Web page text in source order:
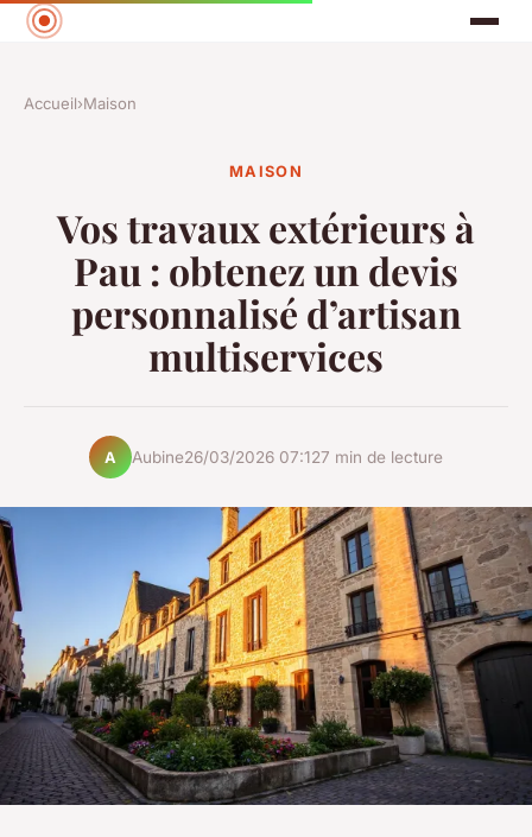
Accueil›Maison
MAISON
Vos travaux extérieurs à
Pau : obtenez un devis
personnalisé d’artisan
multiservices
A Aubine26/03/2026 07:127 min de lecture